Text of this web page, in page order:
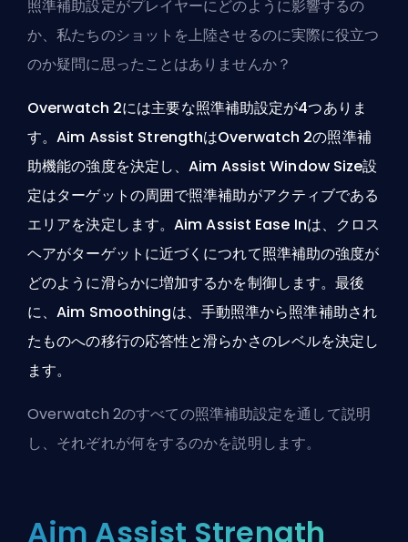
照準補助設定がプレイヤーにどのように影響するの
か、私たちのショットを上陸させるのに実際に役立つ
のか疑問に思ったことはありませんか？
Overwatch 2には主要な照準補助設定が4つありま
す。Aim Assist StrengthはOverwatch 2の照準補
助機能の強度を決定し、Aim Assist Window Size設
定はターゲットの周囲で照準補助がアクティブである
エリアを決定します。Aim Assist Ease Inは、クロス
ヘアがターゲットに近づくにつれて照準補助の強度が
どのように滑らかに増加するかを制御します。最後
に、Aim Smoothingは、手動照準から照準補助され
たものへの移行の応答性と滑らかさのレベルを決定し
ます。
Overwatch 2のすべての照準補助設定を通して説明
し、それぞれが何をするのかを説明します。
Aim Assist Strength